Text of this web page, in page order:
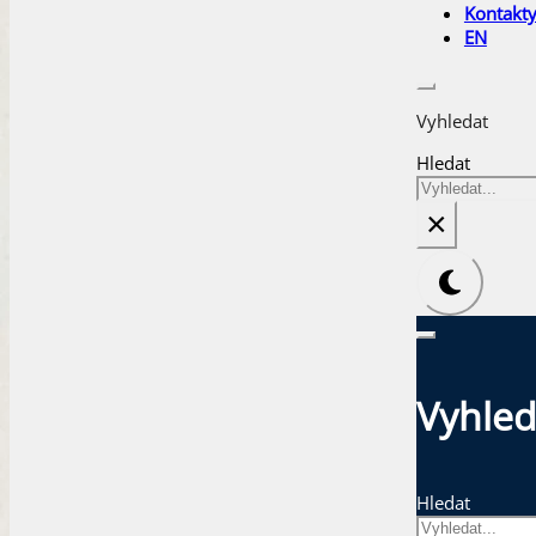
Kontakty
EN
Vyhledat
Hledat
×
Hledat